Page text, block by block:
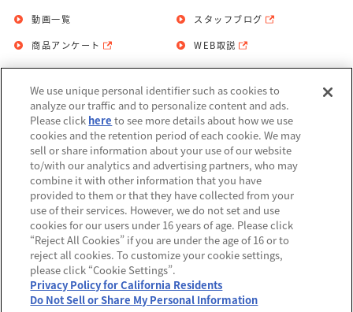
動画一覧
商品アンケート
スタッフブログ
WEB取説
お問い合わせ 個人情報保護方針
利用規約
Do Not Sell or Share My Personal
Information
アレルギー情報
©BANDAI
We use unique personal identifier such as cookies to
analyze our traffic and to personalize content and ads.
Please click here to see more details about how we use
cookies and the retention period of each cookie. We may
sell or share information about your use of our website
to/with our analytics and advertising partners, who may
combine it with other information that you have
provided to them or that they have collected from your
use of their services. However, we do not set and use
cookies for our users under 16 years of age. Please click
“Reject All Cookies” if you are under the age of 16 or to
reject all cookies. To customize your cookie settings,
please click “Cookie Settings”.
Privacy Policy for California Residents
Do Not Sell or Share My Personal Information